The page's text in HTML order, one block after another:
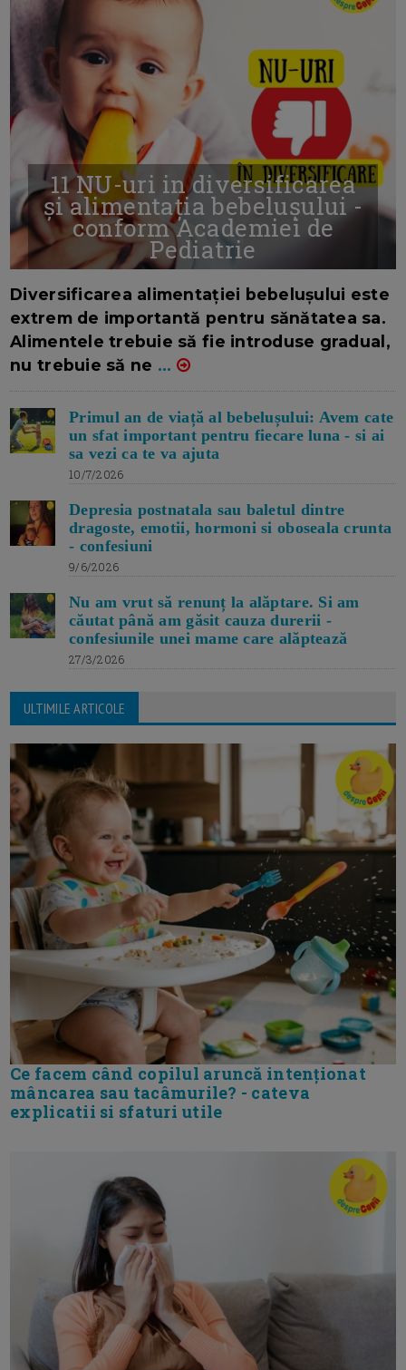
11 NU-uri in diversificarea
și alimentația bebelușului -
conform Academiei de
Pediatrie
Diversificarea alimentației bebelușului este
extrem de importantă pentru sănătatea sa.
Alimentele trebuie să fie introduse gradual,
nu trebuie să ne ...
Primul an de viață al bebelușului: Avem cate
un sfat important pentru fiecare luna - si ai
sa vezi ca te va ajuta
10/7/2026
Depresia postnatala sau baletul dintre
dragoste, emotii, hormoni si oboseala crunta
- confesiuni
9/6/2026
Nu am vrut să renunț la alăptare. Si am
căutat până am găsit cauza durerii -
confesiunile unei mame care alăptează
27/3/2026
ULTIMILE ARTICOLE
Ce facem când copilul aruncă intenționat
mâncarea sau tacâmurile? - cateva
explicatii si sfaturi utile